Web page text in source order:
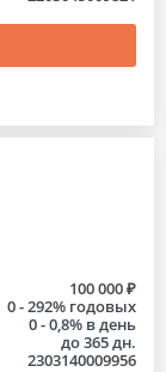
100 000 ₽
0 - 292% годовых
0 - 0,8% в день
до 365 дн.
2303140009956